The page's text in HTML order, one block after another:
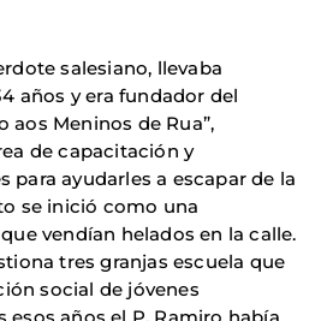
salesiano, llevaba
años y era fundador del
aos Meninos de Rua”,
de capacitación y
para ayudarles a escapar de la
se inició como una
vendían helados en la calle.
tres granjas escuela que
social de jóvenes